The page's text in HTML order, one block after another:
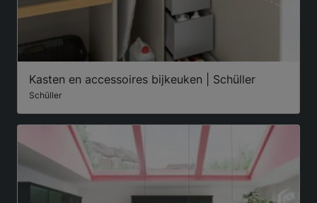
Kasten en accessoires bijkeuken | Schüller
Schüller